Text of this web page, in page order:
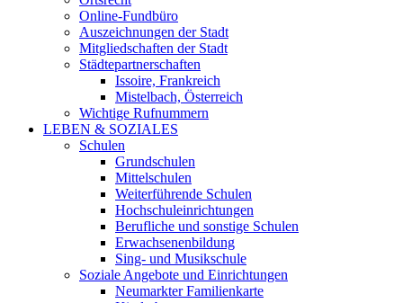
Online-Fundbüro
Auszeichnungen der Stadt
Mitgliedschaften der Stadt
Städtepartnerschaften
Issoire, Frankreich
Mistelbach, Österreich
Wichtige Rufnummern
LEBEN & SOZIALES
Schulen
Grundschulen
Mittelschulen
Weiterführende Schulen
Hochschuleinrichtungen
Berufliche und sonstige Schulen
Erwachsenenbildung
Sing- und Musikschule
Soziale Angebote und Einrichtungen
Neumarkter Familienkarte